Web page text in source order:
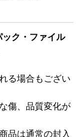
ック・ファイル
る場合もござい
傷、品質変化が
品は通常の封入